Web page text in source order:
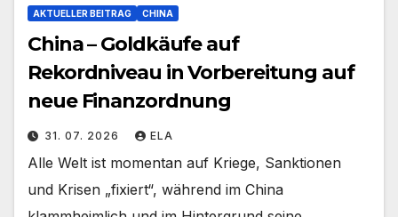
AKTUELLER BEITRAG CHINA
China – Goldkäufe auf
Rekordniveau in Vorbereitung auf
neue Finanzordnung
31. 07. 2026 ELA
Alle Welt ist momentan auf Kriege, Sanktionen
und Krisen „fixiert“, während im China